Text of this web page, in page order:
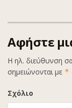
Αφήστε
Η ηλ. διεύθυνση
σημειώνονται με *
Σχόλιο